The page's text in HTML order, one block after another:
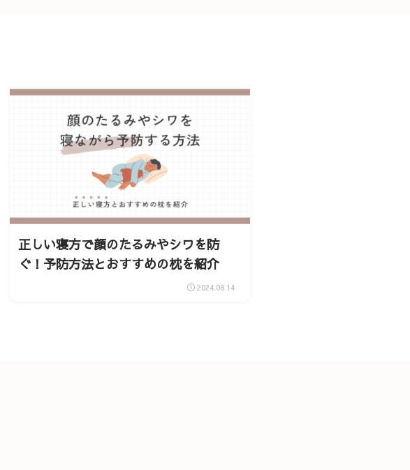
正しい寝方で顔のたるみやシワを防
ぐ！予防方法とおすすめの枕を紹介
2024.08.14